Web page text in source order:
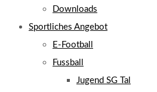
Downloads
Sportliches Angebot
E-Football
Fussball
Jugend SG Tal